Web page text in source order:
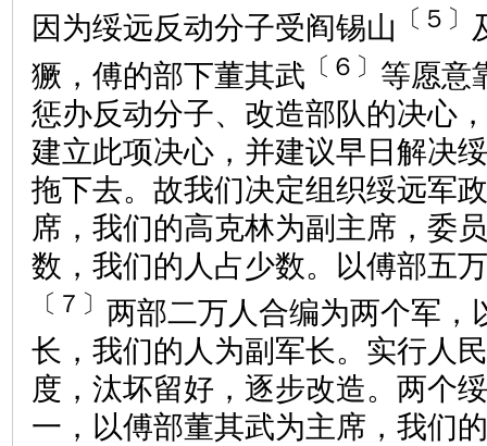
因为绥远反动分子受阎锡山 〔５〕
獗，傅的部下董其武 〔６〕 等愿意
惩办反动分子、改造部队的决心
建立此项决心，并建议早日解决
拖下去。故我们决定组织绥远军
席，我们的高克林为副主席，委
数，我们的人占少数。以傅部五
〔７〕 两部二万人合编为两个军，
长，我们的人为副军长。实行人
度，汰坏留好，逐步改造。两个
一，以傅部董其武为主席，我们